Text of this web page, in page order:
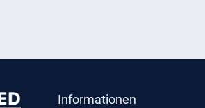
Informationen